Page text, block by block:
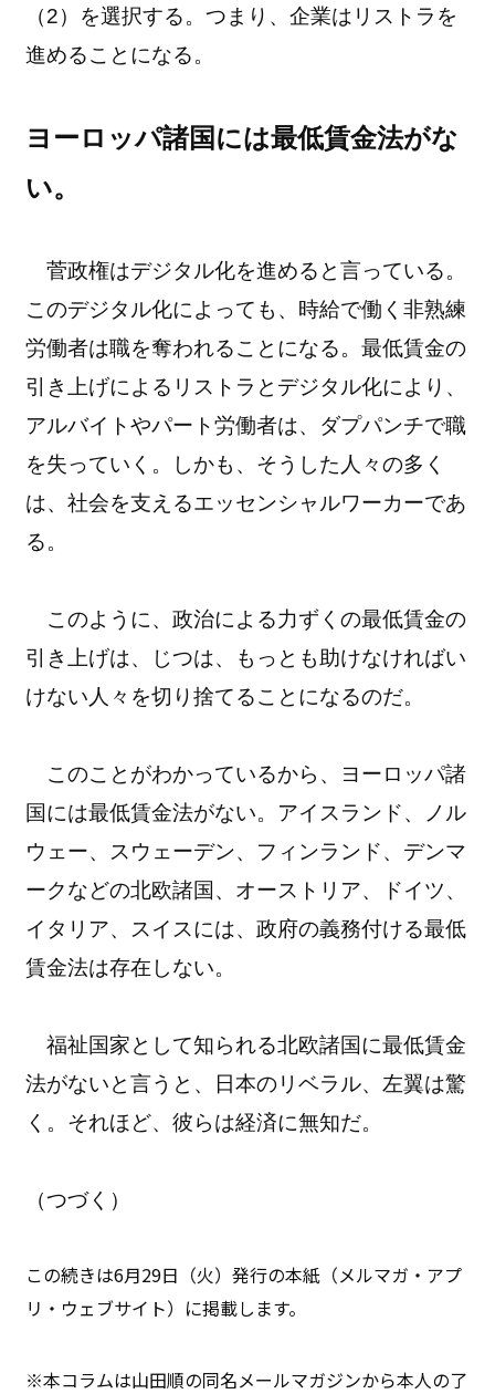
（2）を選択する。つまり、企業はリストラを
進めることになる。
ヨーロッパ諸国には最低賃金法がな
い。
菅政権はデジタル化を進めると言っている。
このデジタル化によっても、時給で働く非熟練
労働者は職を奪われることになる。最低賃金の
引き上げによるリストラとデジタル化により、
アルバイトやパート労働者は、ダプパンチで職
を失っていく。しかも、そうした人々の多く
は、社会を支えるエッセンシャルワーカーであ
る。
このように、政治による力ずくの最低賃金の
引き上げは、じつは、もっとも助けなければい
けない人々を切り捨てることになるのだ。
このことがわかっているから、ヨーロッパ諸
国には最低賃金法がない。アイスランド、ノル
ウェー、スウェーデン、フィンランド、デンマ
ークなどの北欧諸国、オーストリア、ドイツ、
イタリア、スイスには、政府の義務付ける最低
賃金法は存在しない。
福祉国家として知られる北欧諸国に最低賃金
法がないと言うと、日本のリベラル、左翼は驚
く。それほど、彼らは経済に無知だ。
（つづく）
この続きは6月29日（火）発行の本紙（メルマガ・アプ
リ・ウェブサイト）に掲載します。
※本コラムは山田順の同名メールマガジンから本人の了